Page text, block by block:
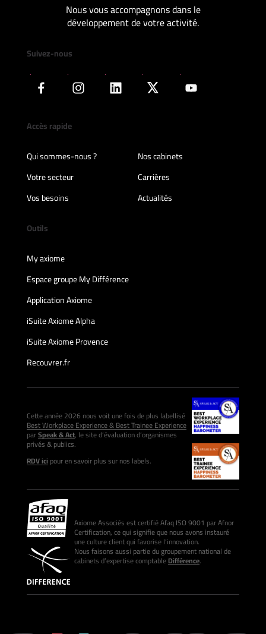
Nous vous accompagnons dans le
développement de votre activité.
Suivez-nous
Accès rapide
Qui sommes-nous ?
Nos cabinets
Votre secteur
Carrières
Vos besoins
Actualités
Outils
My axiome
Espace groupe My Différence
Application Axiome
iSuite Axiome Alpha
iSuite Axiome Provence
Recouvrer.fr
Cette année 2026 nous voit une fois de plus labellisé
Best Workplace Experience & Best Trainee Experience
parSpeak & Act, le site d’évaluation d’organismes
privés & publics.
RDV icipour en savoir plus sur nos labels.
Axiome Associés est certifié Afaq ISO 9001 par Afnor
Certification, ce qui signifie que nous avons instauré
une culture client qui favorise l’innovation.
Nous faisons aussi partie du groupement national de
cabinets d’expertise comptableDifférence.